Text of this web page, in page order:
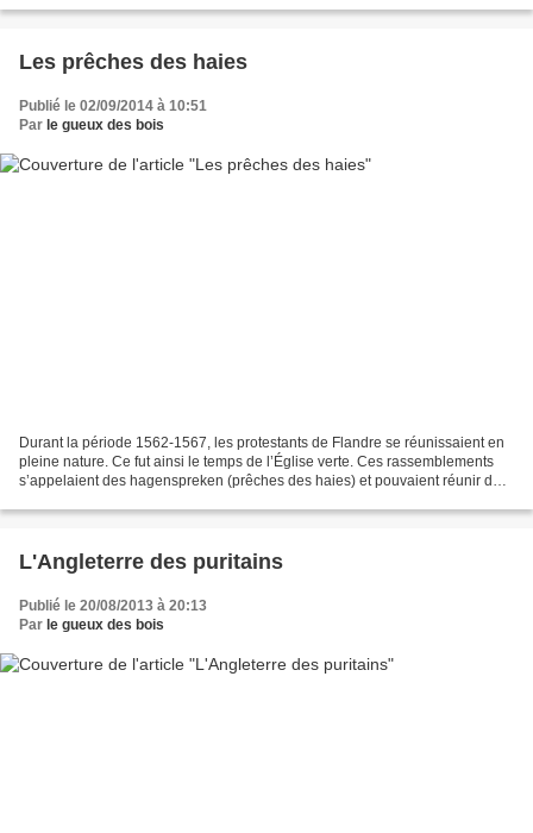
Les prêches des haies
Publié le 02/09/2014 à 10:51
Par le gueux des bois
Durant la période 1562-1567, les protestants de Flandre se réunissaient en
pleine nature. Ce fut ainsi le temps de l’Église verte. Ces rassemblements
s’appelaient des hagenspreken (prêches des haies) et pouvaient réunir des
L'Angleterre des puritains
Publié le 20/08/2013 à 20:13
Par le gueux des bois